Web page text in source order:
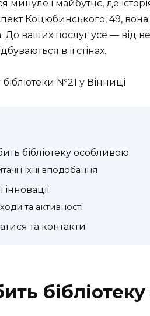
минуле і майбутнє, де
Коцюбинського, 49,
До ваших послуг усе — від
в її стінах.
бібліотеку особливою
і їхні вподобання
інновації
та активності
та контакти